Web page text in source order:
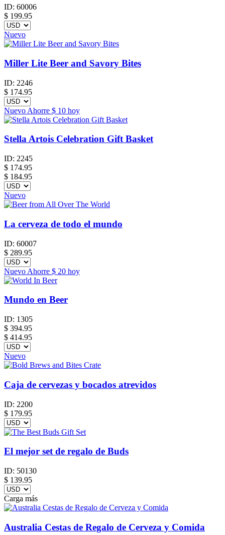
ID: 60006
$ 199.95
Nuevo
Miller Lite Beer and Savory Bites
ID: 2246
$ 174.95
Nuevo Ahorre $ 10 hoy
Stella Artois Celebration Gift Basket
ID: 2245
$ 174.95
$ 184.95
Nuevo
La cerveza de todo el mundo
ID: 60007
$ 289.95
Nuevo Ahorre $ 20 hoy
Mundo en Beer
ID: 1305
$ 394.95
$ 414.95
Nuevo
Caja de cervezas y bocados atrevidos
ID: 2200
$ 179.95
El mejor set de regalo de Buds
ID: 50130
$ 139.95
Carga más
Australia Cestas de Regalo de Cerveza y Comida